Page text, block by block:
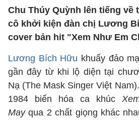
Chu Thúy Quỳnh lên tiếng về
cô khởi kiện đàn chị Lương
cover bản hit "Xem Như Em
Lương Bích Hữu khuấy đảo
gần đây từ khi lộ diện tại
Nạ (The Mask Singer Việt
1984 biến hóa ca khúc
Mayqua 2 chất giọng khác